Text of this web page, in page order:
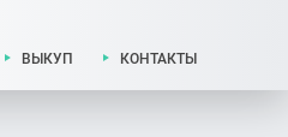
ВЫКУП КОНТАКТЫ